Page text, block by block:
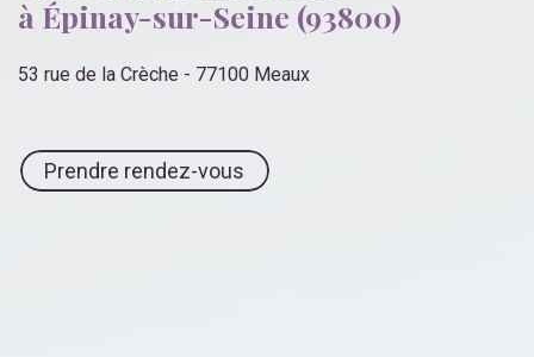
à Épinay-sur-Seine (93800)
53 rue de la Crèche - 77100 Meaux
Prendre rendez-vous